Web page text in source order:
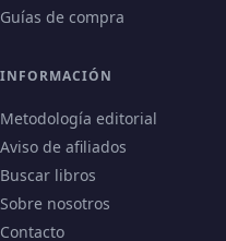
Guías de compra
INFORMACIÓN
Metodología editorial
Aviso de afiliados
Buscar libros
Sobre nosotros
Contacto